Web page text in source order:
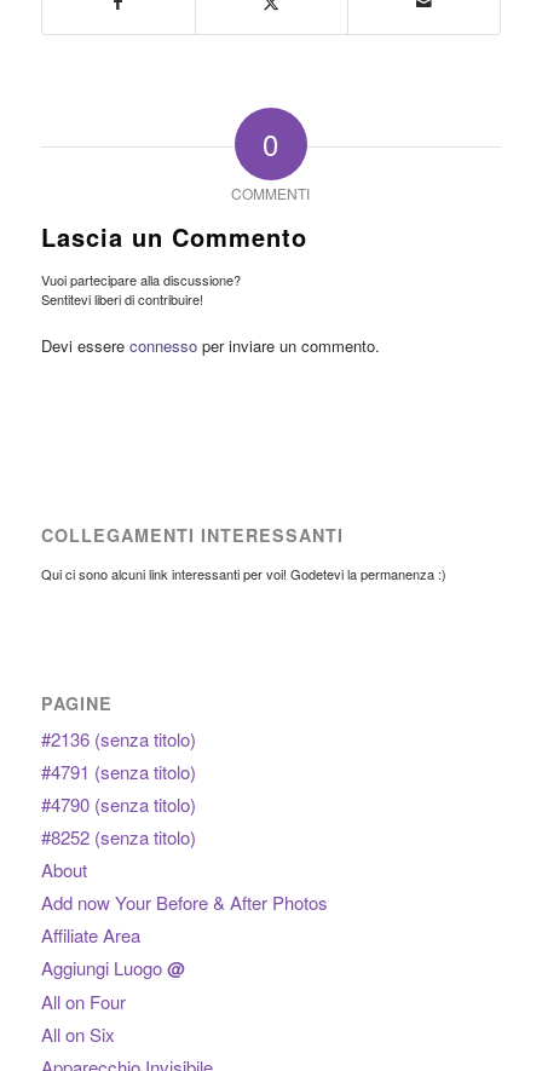
0
COMMENTI
Lascia un Commento
Vuoi partecipare alla discussione?
Sentitevi liberi di contribuire!
Devi essere connessoper inviare un commento.
COLLEGAMENTI INTERESSANTI
Qui ci sono alcuni link interessanti per voi! Godetevi la permanenza :)
PAGINE
#2136 (senza titolo)
#4791 (senza titolo)
#4790 (senza titolo)
#8252 (senza titolo)
About
Add now Your Before & After Photos
Affiliate Area
Aggiungi Luogo@
All on Four
All on Six